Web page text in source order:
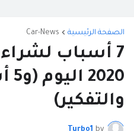
الصفحة الرئيسية Car-News
7 أسباب
والتفكير)